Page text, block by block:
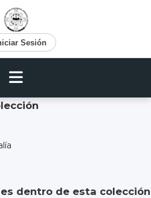
Sesión
dentro de esta colección